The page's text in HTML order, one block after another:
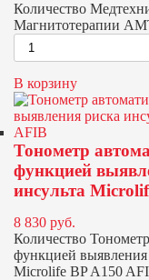
Количество
Магнитотерапии
В корзину
Тонометр
функцией
инсульта
8 830 руб.
Количество
функцией выявления
Microlife BP A150